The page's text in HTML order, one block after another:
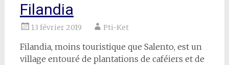
Filandia
13 février 2019 Pti-Ket
Filandia, moins touristique que Salento, est un
village entouré de plantations de caféiers et de